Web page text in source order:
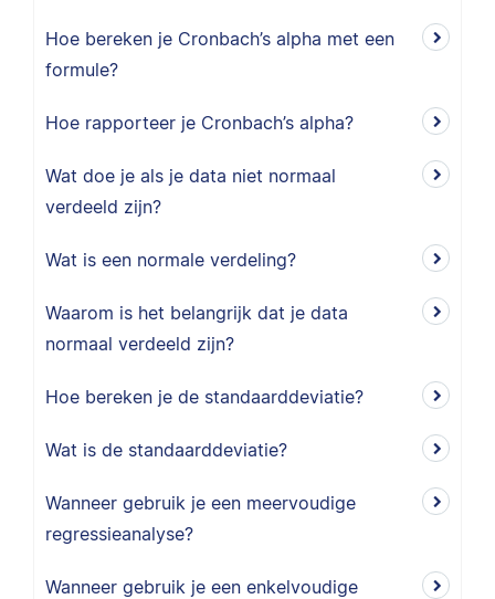
Hoe bereken je Cronbach’s alpha met een
formule?
Hoe rapporteer je Cronbach’s alpha?
Wat doe je als je data niet normaal
verdeeld zijn?
Wat is een normale verdeling?
Waarom is het belangrijk dat je data
normaal verdeeld zijn?
Hoe bereken je de standaarddeviatie?
Wat is de standaarddeviatie?
Wanneer gebruik je een meervoudige
regressieanalyse?
Wanneer gebruik je een enkelvoudige